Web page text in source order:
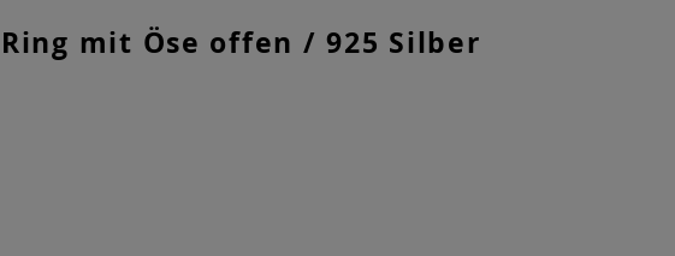
Ring mit Öse offen / 925 Silber